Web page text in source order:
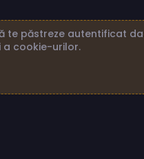
te păstreze autentificat
a cookie-urilor.